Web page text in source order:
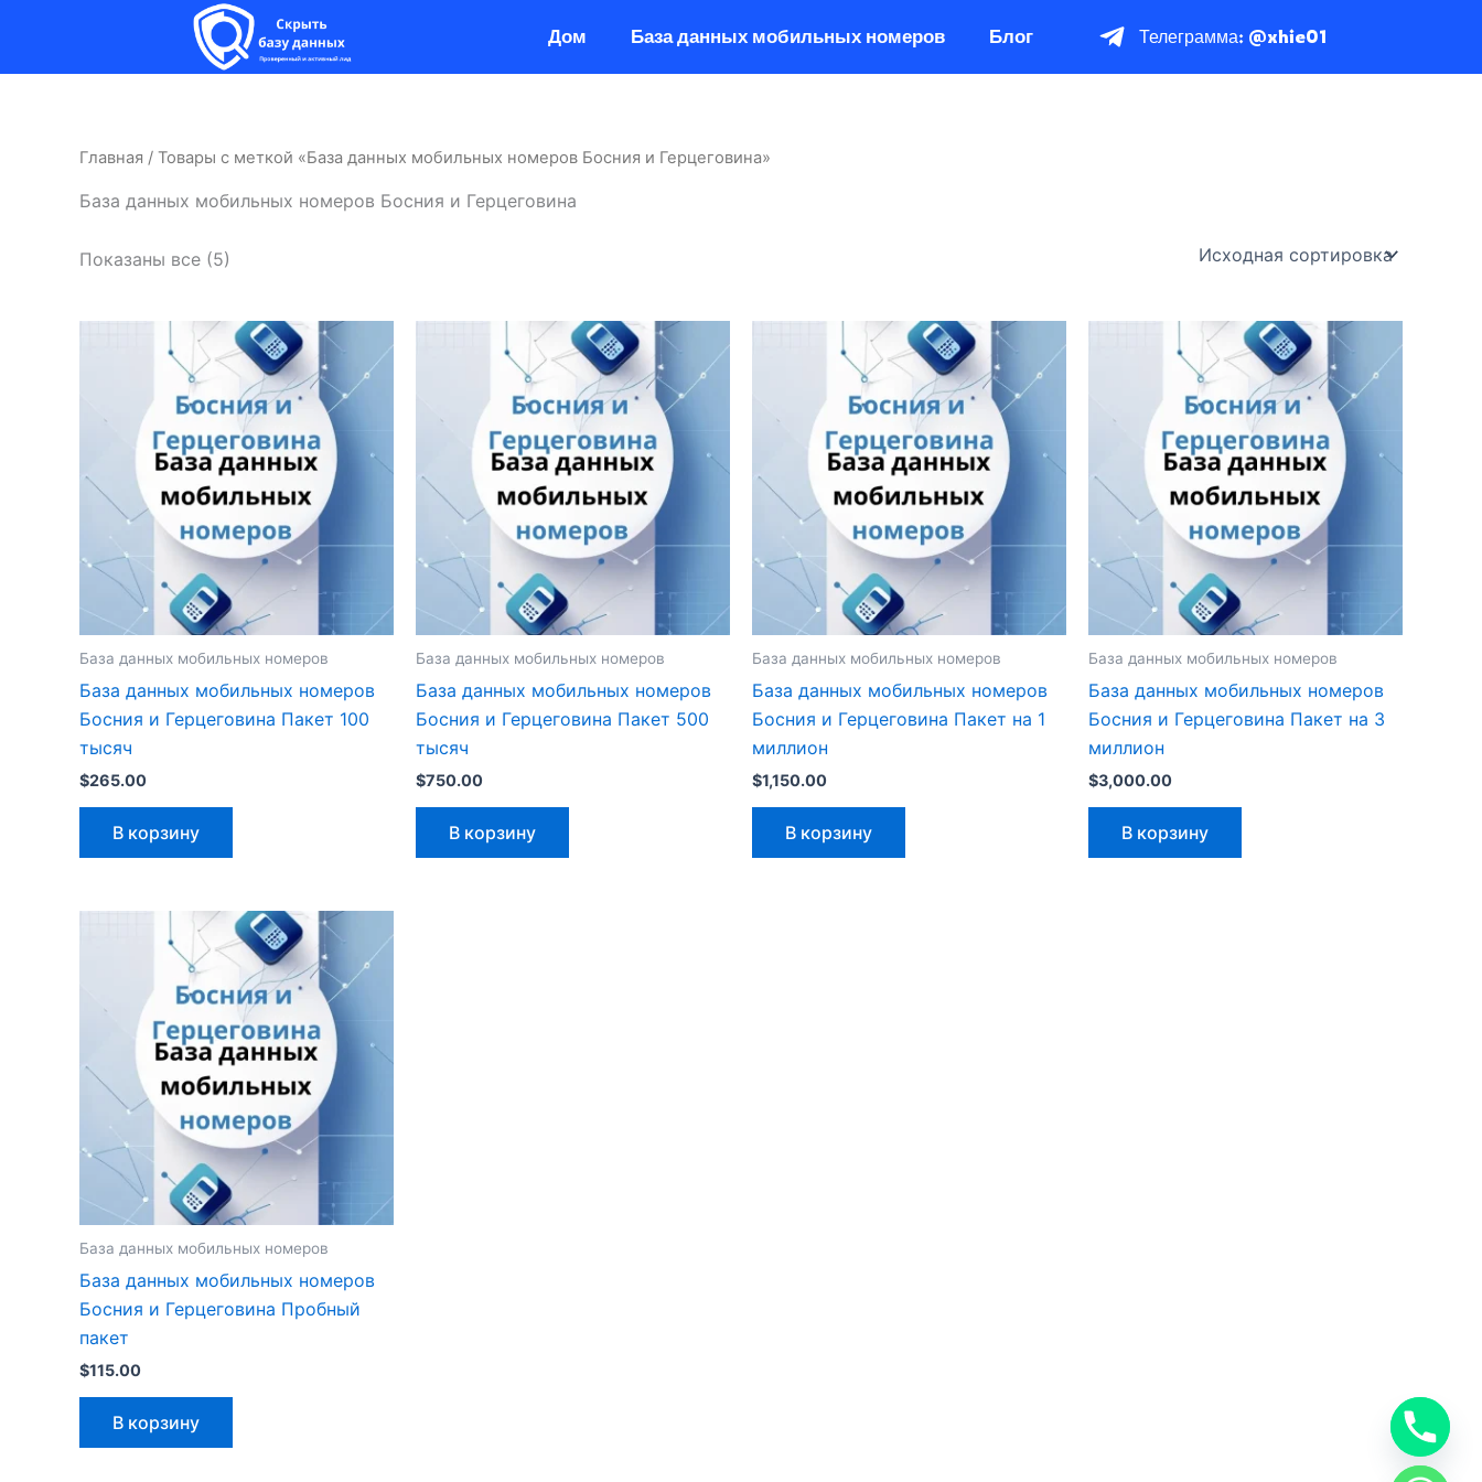
содержимому
Дом База данных мобильных номеров Блог Телеграмма: @xhie01
Главная / Товары с меткой «База данных мобильных номеров Босния и Герцеговина»
База данных мобильных номеров Босния и Герцеговина
Показаны все (5)
База данных мобильных номеров
База данных мобильных номеров
Босния и Герцеговина Пакет 100
тысяч
$265.00
В корзину
База данных мобильных номеров
База данных мобильных номеров
Босния и Герцеговина Пакет 500
тысяч
$750.00
В корзину
База данных мобильных номеров
База данных мобильных номеров
Босния и Герцеговина Пакет на 1
миллион
$1,150.00
В корзину
База данных мобильных номеров
База данных мобильных номеров
Босния и Герцеговина Пакет на 3
миллион
$3,000.00
В корзину
База данных мобильных номеров
База данных мобильных номеров
Босния и Герцеговина Пробный
пакет
$115.00
В корзину